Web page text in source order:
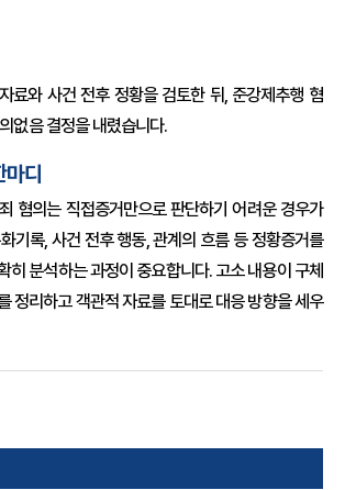
료와 사건 전후 정황을 검토한 뒤, 준강제추행 혐
없음 결정을 내렸습니다.
디
혐의는 직접증거만으로 판단하기 어려운 경우가
기록, 사건 전후 행동, 관계의 흐름 등 정황증거를
히 분석하는 과정이 중요합니다. 고소 내용이 구체
정리하고 객관적 자료를 토대로 대응 방향을 세우